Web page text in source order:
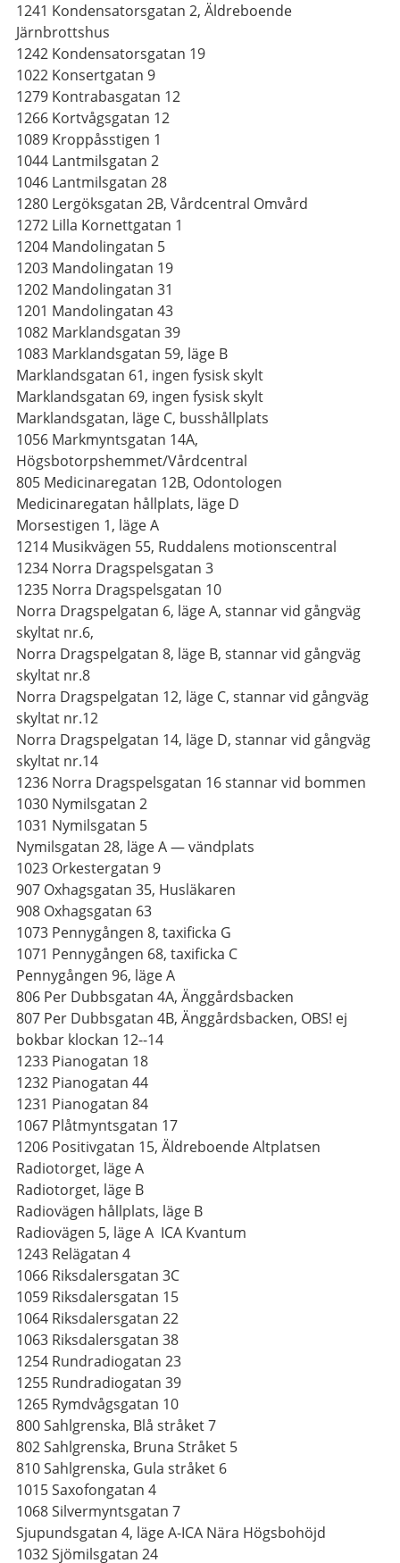
1241 Kondensatorsgatan 2, Äldreboende
Järnbrottshus
1242 Kondensatorsgatan 19
1022 Konsertgatan 9
1279 Kontrabasgatan 12
1266 Kortvågsgatan 12
1089 Kroppåsstigen 1
1044 Lantmilsgatan 2
1046 Lantmilsgatan 28
1280 Lergöksgatan 2B, Vårdcentral Omvård
1272 Lilla Kornettgatan 1
1204 Mandolingatan 5
1203 Mandolingatan 19
1202 Mandolingatan 31
1201 Mandolingatan 43
1082 Marklandsgatan 39
1083 Marklandsgatan 59, läge B
Marklandsgatan 61, ingen fysisk skylt
Marklandsgatan 69, ingen fysisk skylt
Marklandsgatan, läge C, busshållplats
1056 Markmyntsgatan 14A,
Högsbotorpshemmet/Vårdcentral
805 Medicinaregatan 12B, Odontologen
Medicinaregatan hållplats, läge D
Morsestigen 1, läge A
1214 Musikvägen 55, Ruddalens motionscentral
1234 Norra Dragspelsgatan 3
1235 Norra Dragspelsgatan 10
Norra Dragspelgatan 6, läge A, stannar vid gångväg
skyltat nr.6,
Norra Dragspelgatan 8, läge B, stannar vid gångväg
skyltat nr.8
Norra Dragspelgatan 12, läge C, stannar vid gångväg
skyltat nr.12
Norra Dragspelgatan 14, läge D, stannar vid gångväg
skyltat nr.14
1236 Norra Dragspelsgatan 16 stannar vid bommen
1030 Nymilsgatan 2
1031 Nymilsgatan 5
Nymilsgatan 28, läge A — vändplats
1023 Orkestergatan 9
907 Oxhagsgatan 35, Husläkaren
908 Oxhagsgatan 63
1073 Pennygången 8, taxificka G
1071 Pennygången 68, taxificka C
Pennygången 96, läge A
806 Per Dubbsgatan 4A, Änggårdsbacken
807 Per Dubbsgatan 4B, Änggårdsbacken, OBS! ej
bokbar klockan 12--14
1233 Pianogatan 18
1232 Pianogatan 44
1231 Pianogatan 84
1067 Plåtmyntsgatan 17
1206 Positivgatan 15, Äldreboende Altplatsen
Radiotorget, läge A
Radiotorget, läge B
Radiovägen hållplats, läge B
Radiovägen 5, läge A ICA Kvantum
1243 Relägatan 4
1066 Riksdalersgatan 3C
1059 Riksdalersgatan 15
1064 Riksdalersgatan 22
1063 Riksdalersgatan 38
1254 Rundradiogatan 23
1255 Rundradiogatan 39
1265 Rymdvågsgatan 10
800 Sahlgrenska, Blå stråket 7
802 Sahlgrenska, Bruna Stråket 5
810 Sahlgrenska, Gula stråket 6
1015 Saxofongatan 4
1068 Silvermyntsgatan 7
Sjupundsgatan 4, läge A-ICA Nära Högsbohöjd
1032 Sjömilsgatan 24